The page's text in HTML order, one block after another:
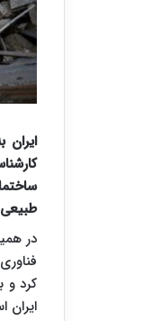
در
کرد و
ایران